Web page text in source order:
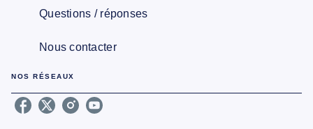
Questions / réponses
Nous contacter
NOS RÉSEAUX